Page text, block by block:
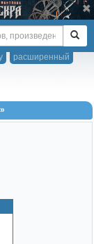
расширенный